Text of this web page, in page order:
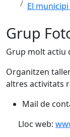
El municipi
Grup
Grup molt actiu
Organitzen
altres activitats
Mail de
Lloc web: